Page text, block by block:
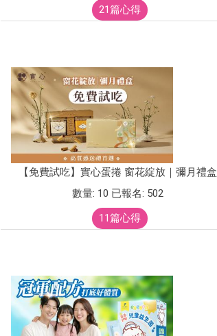
21篇心得
【免費試吃】實心蛋捲 窗花綻放｜彌月禮盒
數量: 10 已報名: 502
11篇心得